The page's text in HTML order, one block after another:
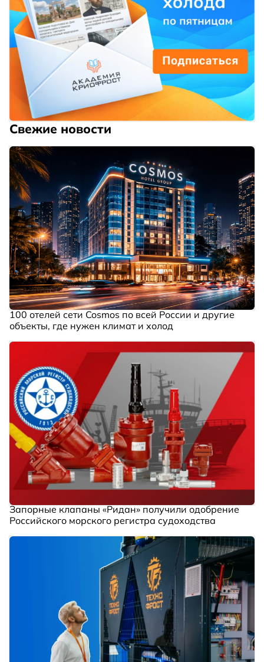
Свежие новости
100 отелей сети Cosmos по всей России и другие
объекты, где нужен климат и холод
Запорные клапаны «Ридан» получили одобрение
Российского морского регистра судоходства